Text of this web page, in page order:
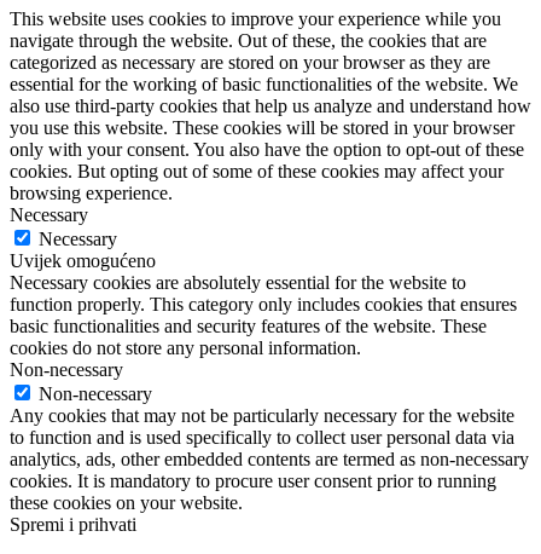
This website uses cookies to improve your experience while you
navigate through the website. Out of these, the cookies that are
categorized as necessary are stored on your browser as they are
essential for the working of basic functionalities of the website. We
also use third-party cookies that help us analyze and understand how
you use this website. These cookies will be stored in your browser
only with your consent. You also have the option to opt-out of these
cookies. But opting out of some of these cookies may affect your
browsing experience.
Necessary
Necessary
Uvijek omogućeno
Necessary cookies are absolutely essential for the website to
function properly. This category only includes cookies that ensures
basic functionalities and security features of the website. These
cookies do not store any personal information.
Non-necessary
Non-necessary
Any cookies that may not be particularly necessary for the website
to function and is used specifically to collect user personal data via
analytics, ads, other embedded contents are termed as non-necessary
cookies. It is mandatory to procure user consent prior to running
these cookies on your website.
Spremi i prihvati